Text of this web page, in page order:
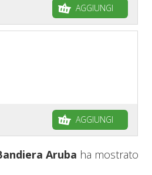
AGGIUNGI
AGGIUNGI
Aruba ha mostrato